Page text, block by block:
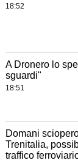
18:52
A Dronero lo
sguardi"
18:51
Domani
Trenitalia,
traffico